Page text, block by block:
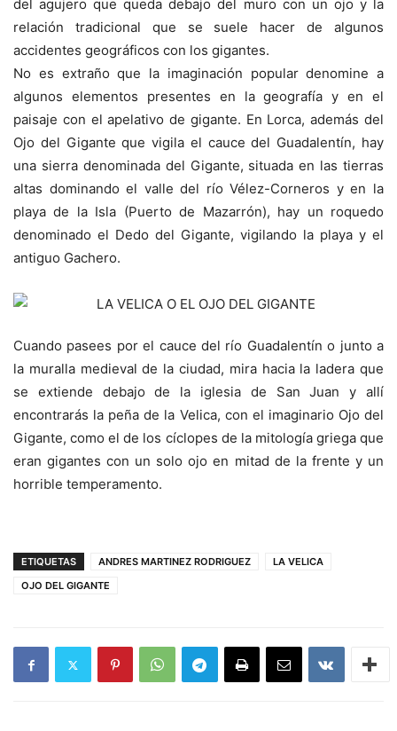
del agujero que queda debajo del muro con un ojo y la
relación tradicional que se suele hacer de algunos
accidentes geográficos con los gigantes.
No es extraño que la imaginación popular denomine a
algunos elementos presentes en la geografía y en el
paisaje con el apelativo de gigante. En Lorca, además del
Ojo del Gigante que vigila el cauce del Guadalentín, hay
una sierra denominada del Gigante, situada en las tierras
altas dominando el valle del río Vélez-Corneros y en la
playa de la Isla (Puerto de Mazarrón), hay un roquedo
denominado el Dedo del Gigante, vigilando la playa y el
antiguo Gachero.
Cuando pasees por el cauce del río Guadalentín o junto a
la muralla medieval de la ciudad, mira hacia la ladera que
se extiende debajo de la iglesia de San Juan y allí
encontrarás la peña de la Velica, con el imaginario Ojo del
Gigante, como el de los cíclopes de la mitología griega que
eran gigantes con un solo ojo en mitad de la frente y un
horrible temperamento.
ETIQUETAS ANDRES MARTINEZ RODRIGUEZ
LA VELICA
OJO DEL GIGANTE